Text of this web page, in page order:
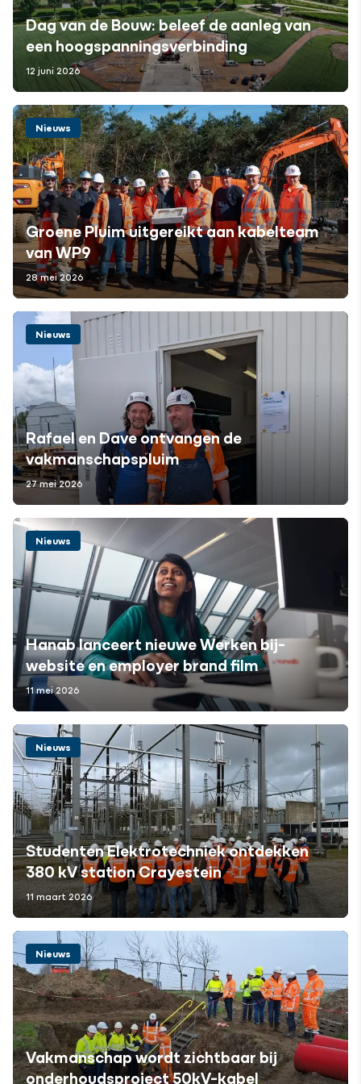
Dag van de Bouw: beleef de aanleg van
een hoogspanningsverbinding
12 juni 2026
Groene Pluim uitgereikt aan kabelteam
van WP9
Nieuws
28 mei 2026
Rafael en Dave ontvangen de
vakmanschapspluim
Nieuws
27 mei 2026
Hanab lanceert nieuwe Werken bij-
website en employer brand film
Nieuws
11 mei 2026
Studenten Elektrotechniek ontdekken
380 kV station Crayestein
Nieuws
11 maart 2026
Vakmanschap wordt zichtbaar bij
onderhoudsproject 50kV-kabel
Nieuws